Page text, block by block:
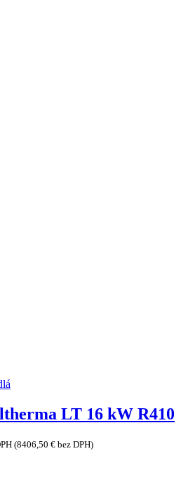
LT 16 kW R410
(8406,50 € bez DPH)